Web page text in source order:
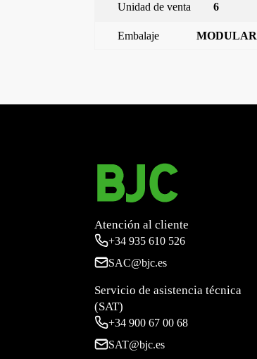
Unidad de venta 6
Embalaje MODULAR
Atención al cliente
+34935 610 526
SAC@bjc.es
Servicio de asistencia técnica
(SAT)
+34900 67 00 68
SAT@bjc.es